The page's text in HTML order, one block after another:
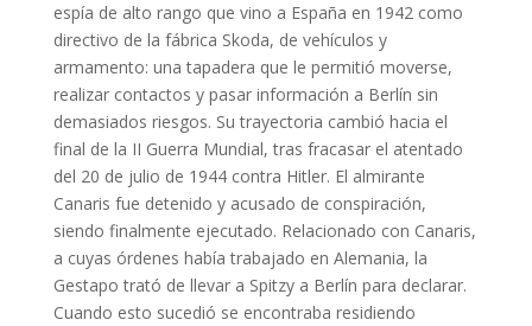
espía de alto rango que vino a España en 1942 como
directivo de la fábrica Skoda, de vehículos y
armamento: una tapadera que le permitió moverse,
realizar contactos y pasar información a Berlín sin
demasiados riesgos. Su trayectoria cambió hacia el
final de la II Guerra Mundial, tras fracasar el atentado
del 20 de julio de 1944 contra Hitler. El almirante
Canaris fue detenido y acusado de conspiración,
siendo finalmente ejecutado. Relacionado con Canaris,
a cuyas órdenes había trabajado en Alemania, la
Gestapo trató de llevar a Spitzy a Berlín para declarar.
Cuando esto sucedió se encontraba residiendo